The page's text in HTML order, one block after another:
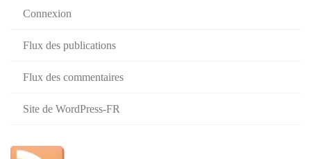
Connexion
Flux des publications
Flux des commentaires
Site de WordPress-FR